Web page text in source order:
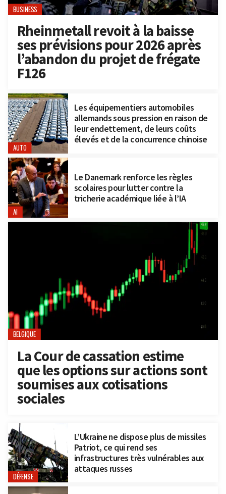
BUSINESS
Rheinmetall revoit à la baisse
ses prévisions pour 2026 après
l’abandon du projet de frégate
F126
AUTO
Les équipementiers automobiles
allemands sous pression en raison de
leur endettement, de leurs coûts
élevés et de la concurrence chinoise
AI
Le Danemark renforce les règles
scolaires pour lutter contre la
tricherie académique liée à l’IA
BELGIQUE
La Cour de cassation estime
que les options sur actions sont
soumises aux cotisations
sociales
DÉFENSE
L’Ukraine ne dispose plus de missiles
Patriot, ce qui rend ses
infrastructures très vulnérables aux
attaques russes